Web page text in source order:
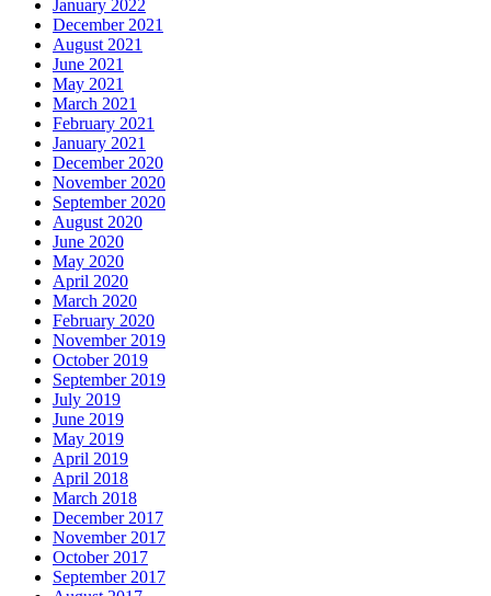
January 2022
December 2021
August 2021
June 2021
May 2021
March 2021
February 2021
January 2021
December 2020
November 2020
September 2020
August 2020
June 2020
May 2020
April 2020
March 2020
February 2020
November 2019
October 2019
September 2019
July 2019
June 2019
May 2019
April 2019
April 2018
March 2018
December 2017
November 2017
October 2017
September 2017